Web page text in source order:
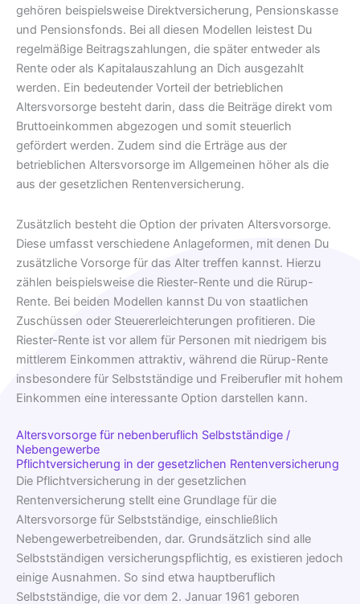
gehören beispielsweise Direktversicherung, Pensionskasse
und Pensionsfonds. Bei all diesen Modellen leistest Du
regelmäßige Beitragszahlungen, die später entweder als
Rente oder als Kapitalauszahlung an Dich ausgezahlt
werden. Ein bedeutender Vorteil der betrieblichen
Altersvorsorge besteht darin, dass die Beiträge direkt vom
Bruttoeinkommen abgezogen und somit steuerlich
gefördert werden. Zudem sind die Erträge aus der
betrieblichen Altersvorsorge im Allgemeinen höher als die
aus der gesetzlichen Rentenversicherung.
Zusätzlich besteht die Option der privaten Altersvorsorge.
Diese umfasst verschiedene Anlageformen, mit denen Du
zusätzliche Vorsorge für das Alter treffen kannst. Hierzu
zählen beispielsweise die Riester-Rente und die Rürup-
Rente. Bei beiden Modellen kannst Du von staatlichen
Zuschüssen oder Steuererleichterungen profitieren. Die
Riester-Rente ist vor allem für Personen mit niedrigem bis
mittlerem Einkommen attraktiv, während die Rürup-Rente
insbesondere für Selbstständige und Freiberufler mit hohem
Einkommen eine interessante Option darstellen kann.
Altersvorsorge für nebenberuflich Selbstständige /
Nebengewerbe
Pflichtversicherung in der gesetzlichen Rentenversicherung
Die Pflichtversicherung in der gesetzlichen
Rentenversicherung stellt eine Grundlage für die
Altersvorsorge für Selbstständige, einschließlich
Nebengewerbetreibenden, dar. Grundsätzlich sind alle
Selbstständigen versicherungspflichtig, es existieren jedoch
einige Ausnahmen. So sind etwa hauptberuflich
Selbstständige, die vor dem 2. Januar 1961 geboren